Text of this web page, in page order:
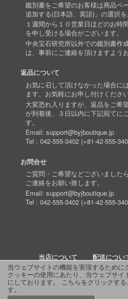
当ウェブサイトの機能を実現するために
クッキーの使用にあたり、当ウェブサイ
にしております。 こちらをクリックす
す。
鑑別書をご希望のお客様は商品ペ
追加する(日本語、英語)」の選択を
１週間から１０営業日ほどのお時
を申し受ける場合がございます。
中央宝石研究所以外での鑑別書作
は、事前にご連絡を頂けますよう
返品について
お気に召して頂けなかった場合に
ます。お気軽にお申し付けください
大変恐れ入りますが、返品をご希
が到着後、３日以内に下記宛てに
す。
Email: support@byjboutique.jp
Tel : 042-555-3402(+81-42-555-
お問合せ
ご質問・ご希望などございました
ご連絡をお願い致します。
Email: support@byjboutique.jp
Tel : 042-555-3402(+81-42-555-
当店について 配送につい
詳細検索
よくあるご質問